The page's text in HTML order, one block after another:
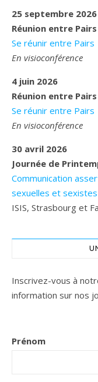
25 septembre 2026
Réunion entre Pairs
Se réunir entre Pairs
En visioconférence
4 juin 2026
Réunion entre Pairs
Se réunir entre Pairs
En visioconférence
30 avril 2026
Journée de
Communication
sexuelles et sexistes
ISIS, Strasbourg et
Inscrivez-vous à
information sur nos
Prénom